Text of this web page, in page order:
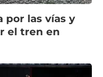
por las vías y
el tren en